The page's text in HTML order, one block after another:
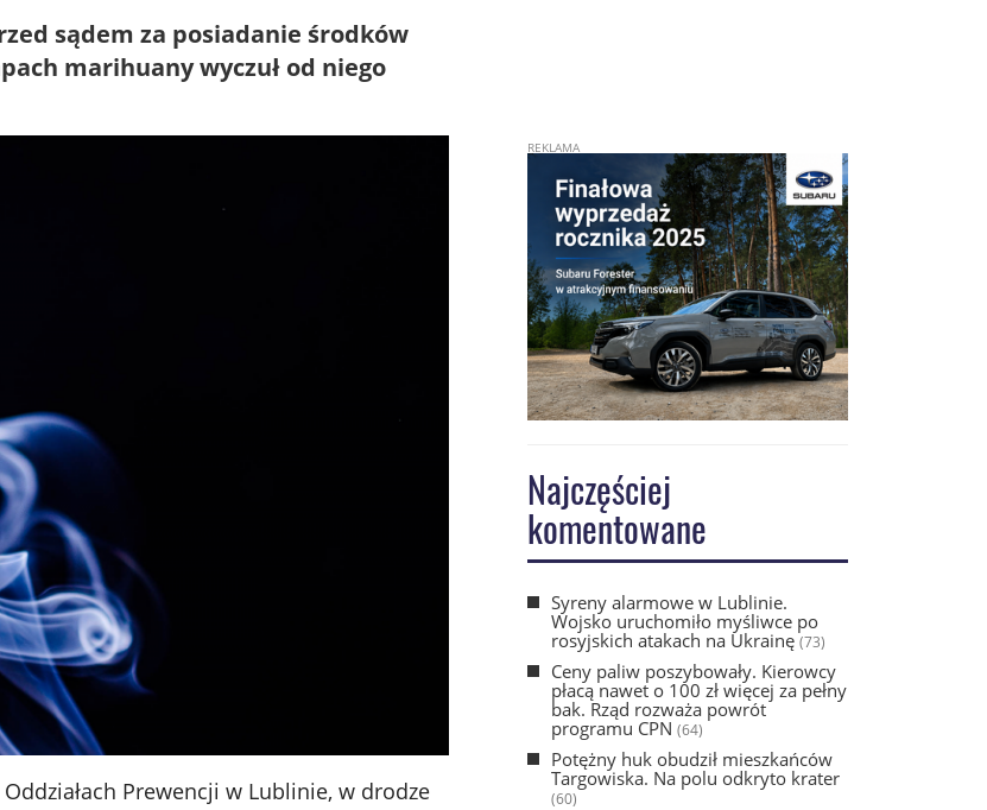
sądem za posiadanie środków
marihuany wyczuł od niego
Prewencji w Lublinie, w drodze
Najczęściej
komentowane
Syreny alarmowe w Lublinie.
Wojsko uruchomiło myśliwce po
rosyjskich atakach na Ukrainę(73)
Ceny paliw poszybowały. Kierowcy
płacą nawet o 100 zł więcej za pełny
bak. Rząd rozważa powrót
programu CPN (64)
Potężny huk obudził mieszkańców
Targowiska. Na polu odkryto krater
(60)